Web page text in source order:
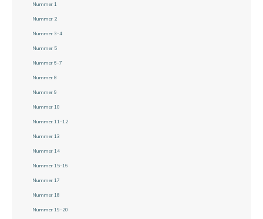
Nummer 1
Nummer 2
Nummer 3-4
Nummer 5
Nummer 6-7
Nummer 8
Nummer 9
Nummer 10
Nummer 11-12
Nummer 13
Nummer 14
Nummer 15-16
Nummer 17
Nummer 18
Nummer 19-20